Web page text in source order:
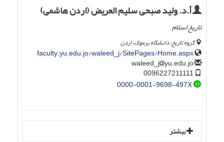
أ.د. ولید صبحی سلیم العریض (اردن هاشمی)
تاریخ اسلام
گروه تاریخ، دانشگاه یرموک، اردن
faculty.yu.edu.jo/waleed_j/SitePages/Home.aspx
yu.edu.jo
0000-0001-9698-497X
بیشتر